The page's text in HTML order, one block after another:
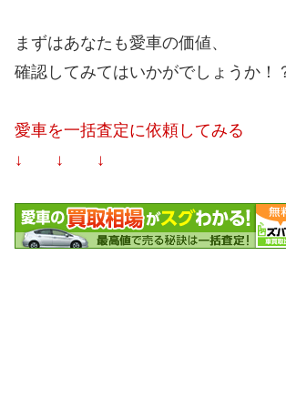
まずはあなたも愛車の価値、
確認してみてはいかがでしょうか！
愛車を一括査定に依頼してみる
↓ ↓ ↓